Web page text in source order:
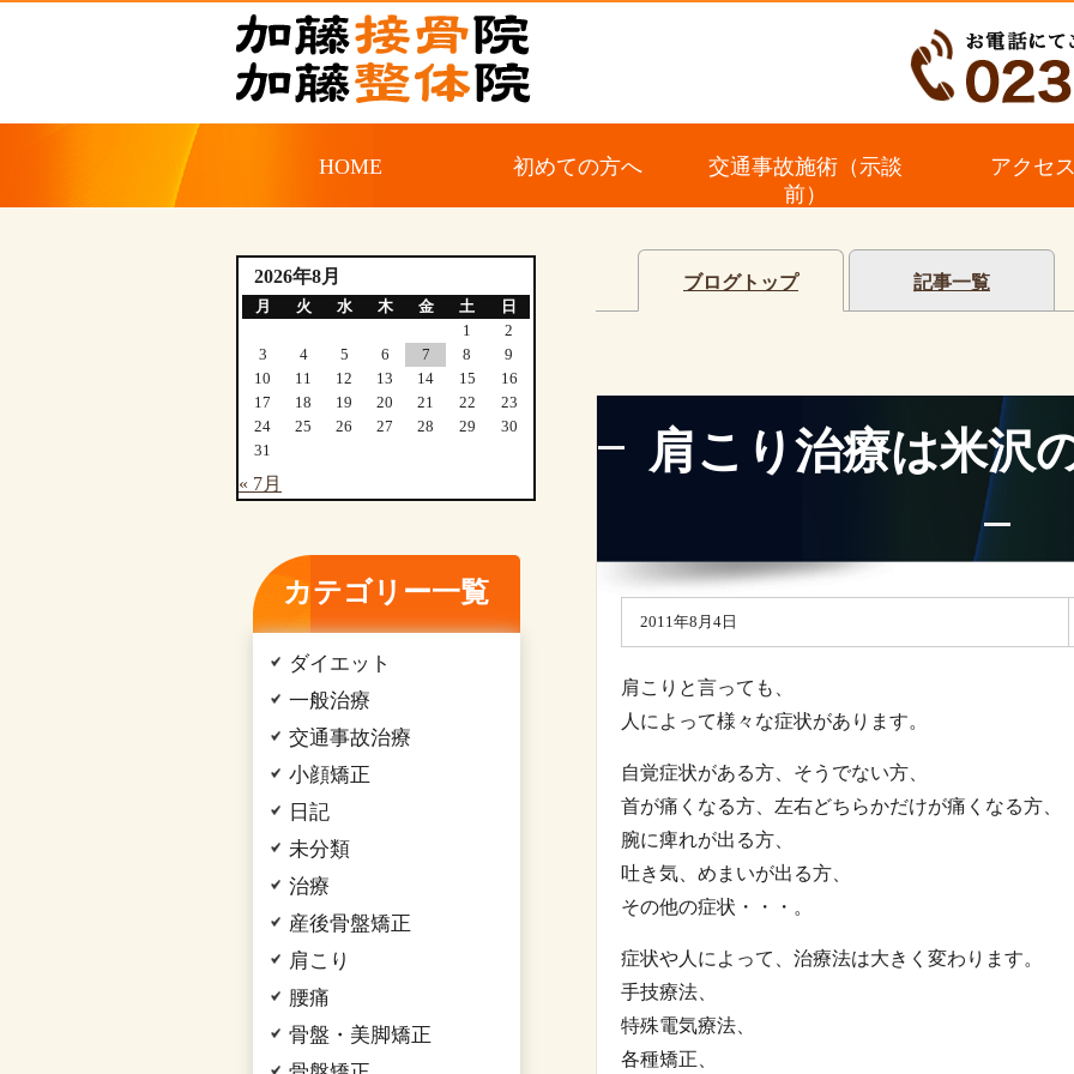
HOME 初めての方へ
交通事故施術（示談
前）
アクセ
ブログトップ 記事一覧
肩こり治療は米沢
2011年8月4日
肩こりと言っても、
人によって様々な症状があります。
自覚症状がある方、そうでない方、
首が痛くなる方、左右どちらかだけが痛くなる方、
腕に痺れが出る方、
吐き気、めまいが出る方、
その他の症状・・・。
症状や人によって、治療法は大きく変わります。
手技療法、
特殊電気療法、
各種矯正、
2026年8月
月 火 水 木 金 土
日
1
2
3
4 5 6 7 8
9
10
11 12 13 14 15
16
17
18 19 20 21 22
23
24
25 26 27 28 29
30
31
« 7月
カテゴリー一覧
ダイエット
一般治療
交通事故治療
小顔矯正
日記
未分類
治療
産後骨盤矯正
肩こり
腰痛
骨盤・美脚矯正